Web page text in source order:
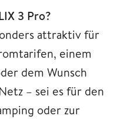
3 Pro?
attraktiv für
einem
dem Wunsch
– sei es für den
oder zur